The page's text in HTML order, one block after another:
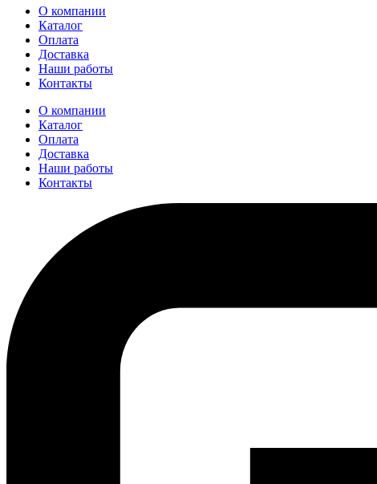
О компании
Каталог
Оплата
Доставка
Наши работы
Контакты
О компании
Каталог
Оплата
Доставка
Наши работы
Контакты